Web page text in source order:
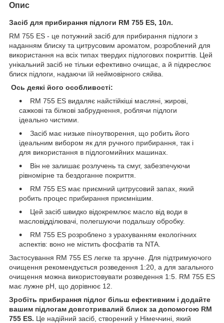
Опис
Засіб для прибирання підлоги RM 755 ES, 10л.
RM 755 ES - це потужний засіб для прибирання підлоги з
наданням блиску та цитрусовим ароматом, розроблений для
використання на всіх типах твердих підлогових покриттів. Цей
унікальний засіб не тільки ефективно очищає, а й підкреслює
блиск підлоги, надаючи їй неймовірного сяйва.
Ось деякі його особливості:
RM 755 ES видаляє найстійкіші масляні, жирові,
сажкові та білкові забруднення, роблячи підлоги
ідеально чистими.
Засіб має низьке піноутворення, що робить його
ідеальним вибором як для ручного прибирання, так і
для використання в підлогомийних машинах.
Він не залишає розлучень та смуг, забезпечуючи
рівномірне та бездоганне покриття.
RM 755 ES має приємний цитрусовий запах, який
робить процес прибирання приємнішим.
Цей засіб швидко відокремлює масло від води в
масловідділювачі, полегшуючи подальшу обробку.
RM 755 ES розроблено з урахуванням екологічних
аспектів: воно не містить фосфатів та NTA.
Застосування RM 755 ES легке та зручне. Для підтримуючого
очищення рекомендується розведення 1:20, а для загального
очищення можна використовувати розведення 1:5. RM 755 ES
має лужне pH, що дорівнює 12.
Зробіть прибирання підлог більш ефективним і додайте
вашим підлогам довготривалий блиск за допомогою RM
755 ES. Це надійний засіб, створений у Німеччині, який